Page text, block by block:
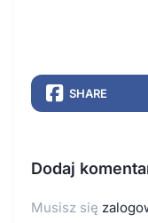
SHARE
Dodaj
Musisz się